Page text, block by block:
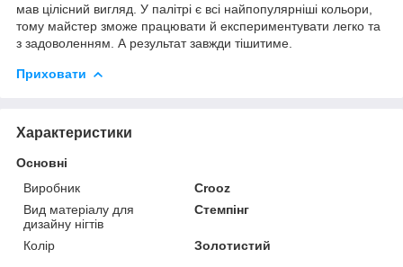
мав цілісний вигляд. У палітрі є всі найпопулярніші кольори,
тому майстер зможе працювати й експериментувати легко та
з задоволенням. А результат завжди тішитиме.
Приховати
Характеристики
Основні
Виробник
Crooz
Вид матеріалу для
дизайну нігтів
Стемпінг
Колір Золотистий